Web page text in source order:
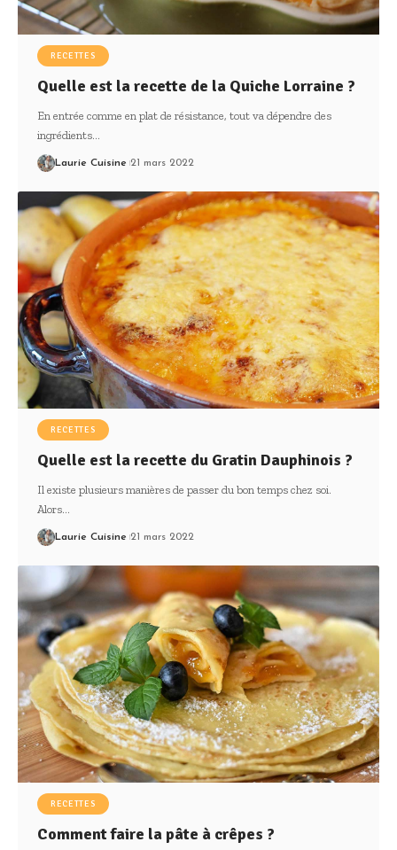
RECETTES
Quelle est la recette de la Quiche Lorraine ?
En entrée comme en plat de résistance, tout va dépendre des
ingrédients…
Laurie Cuisine 21 mars 2022
RECETTES
Quelle est la recette du Gratin Dauphinois ?
Il existe plusieurs manières de passer du bon temps chez soi.
Alors…
Laurie Cuisine 21 mars 2022
RECETTES
Comment faire la pâte à crêpes ?